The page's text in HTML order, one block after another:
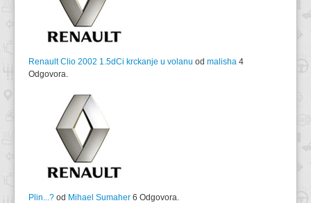
Renault Clio 2002 1.5dCi krckanje u volanu od malisha 4
Odgovora.
Plin...? od Mihael Sumaher 6 Odgovora.